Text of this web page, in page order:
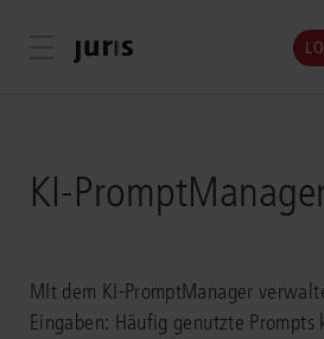
Menü öffnen
KI-
MIt dem KI-PromptManager
Eingaben: Häufig genutzte Prompts